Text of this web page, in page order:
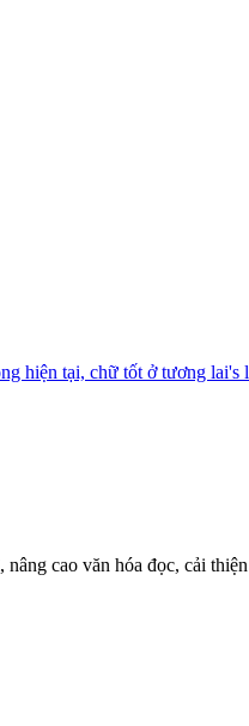
cao văn hóa đọc, cải